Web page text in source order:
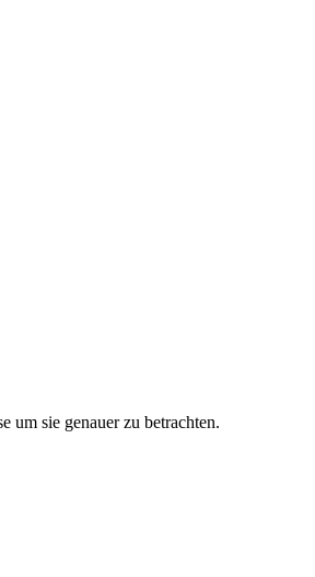
um sie genauer zu betrachten.